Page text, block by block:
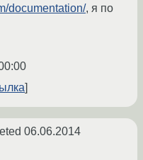
documentation/, я по
06.06.2014